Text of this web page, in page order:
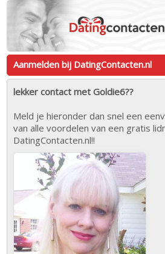
Aanmelden bij DatingContacten.nl
lekker contact met Goldie6??
Meld je hieronder dan snel een
van alle voordelen van een gratis
DatingContacten.nl!!